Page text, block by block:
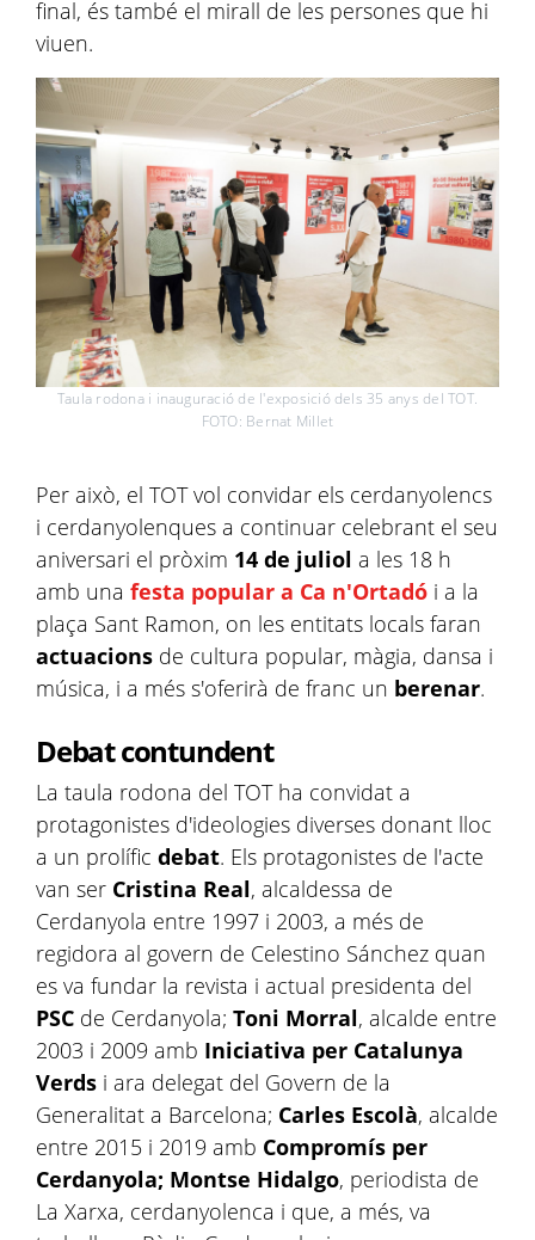
final, és també el mirall de les persones que hi
viuen.
Taula rodona i inauguració de l'exposició dels 35 anys del TOT.
FOTO: Bernat Millet
Per això, el TOT vol convidar els cerdanyolencs
i cerdanyolenques a continuar celebrant el seu
aniversari el pròxim 14 de juliol a les 18 h
amb una festa popular a Ca n'Ortadó i a la
plaça Sant Ramon, on les entitats locals faran
actuacions de cultura popular, màgia, dansa i
música, i a més s'oferirà de franc un berenar.
Debat contundent
La taula rodona del TOT ha convidat a
protagonistes d'ideologies diverses donant lloc
a un prolífic debat. Els protagonistes de l'acte
van ser Cristina Real, alcaldessa de
Cerdanyola entre 1997 i 2003, a més de
regidora al govern de Celestino Sánchez quan
es va fundar la revista i actual presidenta del
PSC de Cerdanyola; Toni Morral, alcalde entre
2003 i 2009 amb Iniciativa per Catalunya
Verds i ara delegat del Govern de la
Generalitat a Barcelona; Carles Escolà, alcalde
entre 2015 i 2019 amb Compromís per
Cerdanyola; Montse Hidalgo, periodista de
La Xarxa, cerdanyolenca i que, a més, va